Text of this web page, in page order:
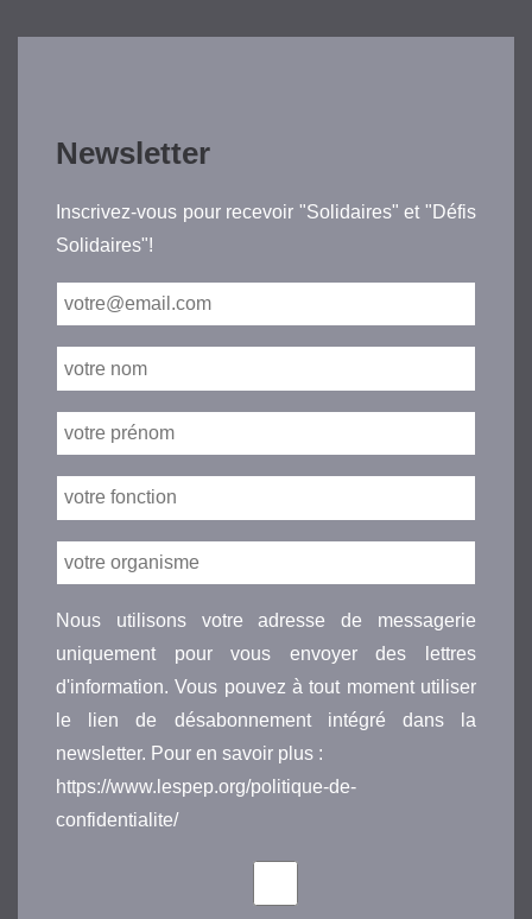
Newsletter
Inscrivez-vous pour recevoir "Solidaires" et "Défis
Solidaires"!
Nous utilisons votre adresse de messagerie
uniquement pour vous envoyer des lettres
d'information. Vous pouvez à tout moment utiliser
le lien de désabonnement intégré dans la
newsletter. Pour en savoir plus :
https://www.lespep.org/politique-de-
confidentialite/